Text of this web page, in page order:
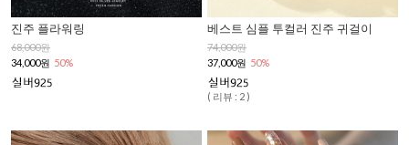
진주 플라워링
68,000원
34,000원 50%
베스트 심플 투컬러 진주 귀걸이
74,000원
37,000원 50%
( 리뷰 : 2 )